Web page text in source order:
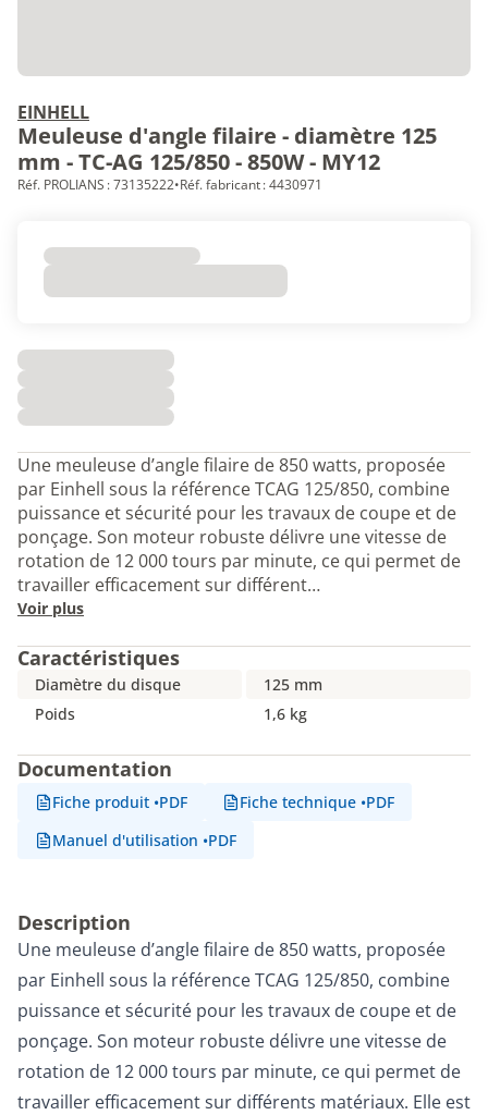
EINHELL
Meuleuse d'angle filaire - diamètre 125
mm - TC-AG 125/850 - 850W - MY12
Réf. PROLIANS : 73135222•Réf. fabricant : 4430971
Une meuleuse d’angle filaire de 850 watts, proposée
par Einhell sous la référence TCAG 125/850, combine
puissance et sécurité pour les travaux de coupe et de
ponçage. Son moteur robuste délivre une vitesse de
rotation de 12 000 tours par minute, ce qui permet de
travailler efficacement sur différent…
Voir plus
Caractéristiques
Diamètre du disque
125 mm
Poids
1,6 kg
Documentation
Fiche produit •PDF Fiche technique •PDF
Manuel d'utilisation •PDF
Description
Une meuleuse d’angle filaire de 850 watts, proposée
par Einhell sous la référence TCAG 125/850, combine
puissance et sécurité pour les travaux de coupe et de
ponçage. Son moteur robuste délivre une vitesse de
rotation de 12 000 tours par minute, ce qui permet de
travailler efficacement sur différents matériaux. Elle est